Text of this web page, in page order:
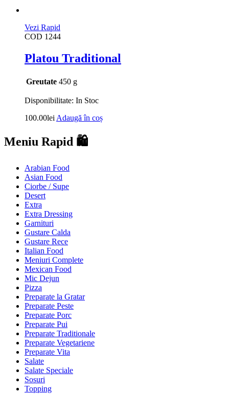
Vezi Rapid
COD 1244
Platou Traditional
Greutate 450 g
Disponibilitate: In Stoc
100.00lei Adaugă în coș
Meniu Rapid 🛍️
Arabian Food
Asian Food
Ciorbe / Supe
Desert
Extra
Extra Dressing
Garnituri
Gustare Calda
Gustare Rece
Italian Food
Meniuri Complete
Mexican Food
Mic Dejun
Pizza
Preparate la Gratar
Preparate Peste
Preparate Porc
Preparate Pui
Preparate Traditionale
Preparate Vegetariene
Preparate Vita
Salate
Salate Speciale
Sosuri
Topping